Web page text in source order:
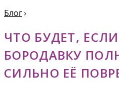
Блог›
ЧТО БУДЕТ,
БОРОДАВКУ
СИЛЬНО ЕЁ